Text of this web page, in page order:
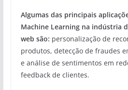
Algumas das principais
Machine Learning na indústria
web são: personalização de
produtos, detecção de fraudes
e análise de sentimentos em
feedback de clientes.